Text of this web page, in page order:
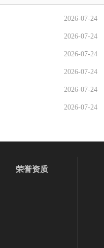
2026-07-24
2026-07-24
2026-07-24
2026-07-24
2026-07-24
2026-07-24
荣誉资质